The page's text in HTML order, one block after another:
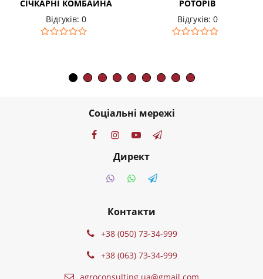
СІЧКАРНІ КОМБАЙНА
Відгуків: 0
РОТОРІВ
Відгуків: 0
Соціальні мережі
Директ
Контакти
+38 (050) 73-34-999
+38 (063) 73-34-999